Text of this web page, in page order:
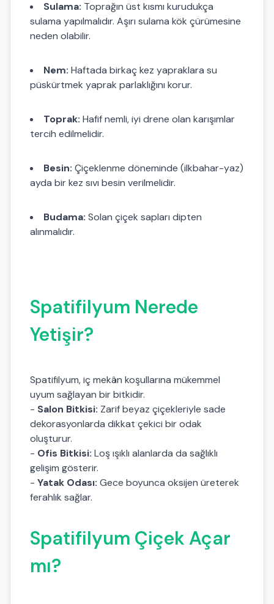
Sulama: Toprağın üst kısmı kurudukça
sulama yapılmalıdır. Aşırı sulama kök çürümesine
neden olabilir.
Nem: Haftada birkaç kez yapraklara su
püskürtmek yaprak parlaklığını korur.
Toprak: Hafif nemli, iyi drene olan karışımlar
tercih edilmelidir.
Besin: Çiçeklenme döneminde (ilkbahar-yaz)
ayda bir kez sıvı besin verilmelidir.
Budama: Solan çiçek sapları dipten
alınmalıdır.
Spatifilyum Nerede
Yetişir?
Spatifilyum, iç mekân koşullarına mükemmel
uyum sağlayan bir bitkidir.
- Salon Bitkisi: Zarif beyaz çiçekleriyle sade
dekorasyonlarda dikkat çekici bir odak
oluşturur.
- Ofis Bitkisi: Loş ışıklı alanlarda da sağlıklı
gelişim gösterir.
- Yatak Odası: Gece boyunca oksijen üreterek
ferahlık sağlar.
Spatifilyum Çiçek Açar
mı?